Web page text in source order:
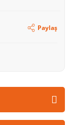
Paylaş